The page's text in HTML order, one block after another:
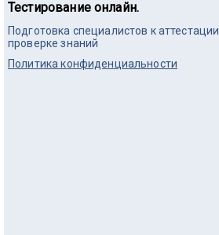
Тестирование онлайн.
Подготовка специалистов к
проверке знаний
Политика конфиденциальности